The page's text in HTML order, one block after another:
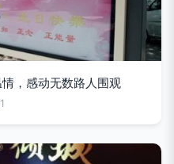
，感动无数路人围观